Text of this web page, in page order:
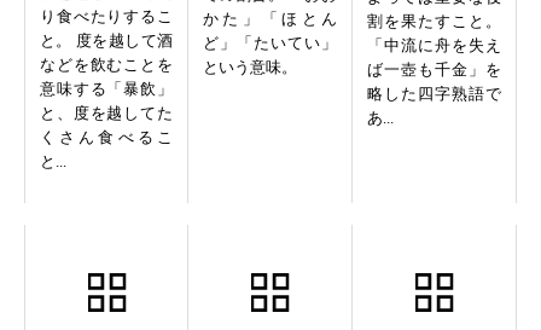
り食べたりするこ
と。 度を越して酒
などを飲むことを
意味する「暴飲」
と、度を越してた
くさん食べるこ
と...
かた」「ほとん
ど」「たいてい」
という意味。
割を果たすこと。
「中流に舟を失え
ば一壺も千金」を
略した四字熟語で
あ...